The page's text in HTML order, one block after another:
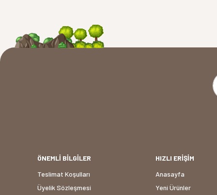
ÖNEMLİ BİLGİLER
Teslimat Koşulları
Üyelik Sözleşmesi
HIZLI ERİŞİM
Anasayfa
Yeni Ürünler